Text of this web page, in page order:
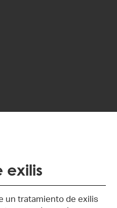
exilis
un tratamiento de exilis